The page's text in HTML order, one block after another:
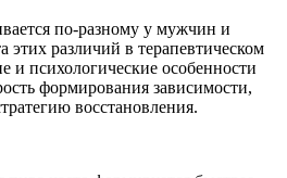
по-разному у мужчин и
этих различий в терапевтическом
и психологические особенности
формирования зависимости,
восстановления.